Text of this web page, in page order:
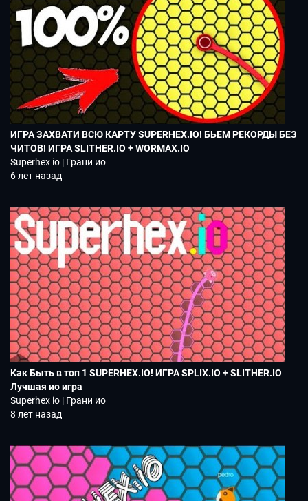
ИГРА ЗАХВАТИ ВСЮ КАРТУ SUPERHEX.IO! БЬЕМ РЕКОРДЫ БЕЗ
ЧИТОВ! ИГРА SLITHER.IO + WORMAX.IO
Superhex io | Грани ио
6 лет назад
Как Быть в топ 1 SUPERHEX.IO! ИГРА SPLIX.IO + SLITHER.IO
Лучшая ио игра
Superhex io | Грани ио
8 лет назад